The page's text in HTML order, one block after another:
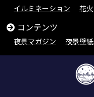
イルミネーション 花火
コンテンツ
夜景マガジン 夜景壁紙